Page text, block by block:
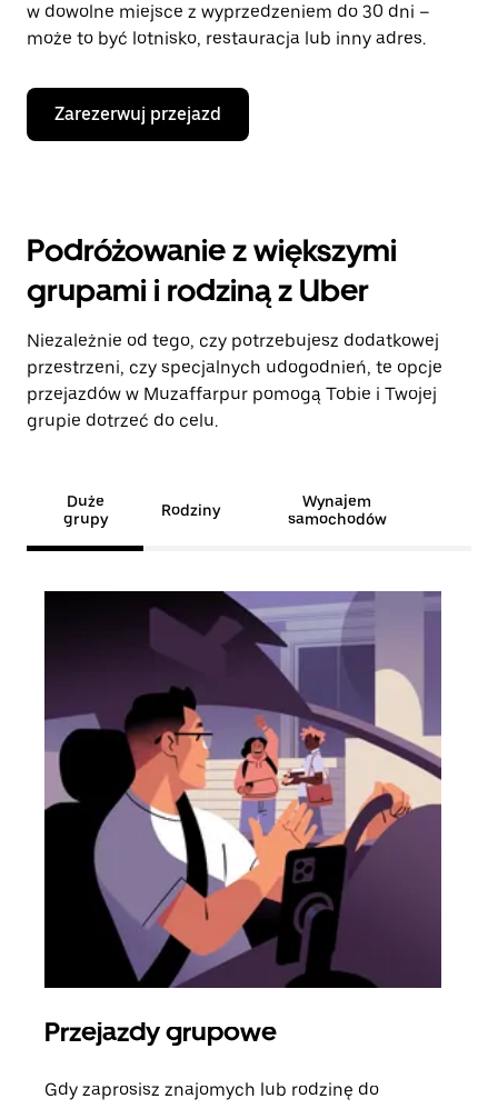
w dowolne miejsce z wyprzedzeniem do 30 dni –
może to być lotnisko, restauracja lub inny adres.
Zarezerwuj przejazd
Podróżowanie z większymi
grupami i rodziną z Uber
Niezależnie od tego, czy potrzebujesz dodatkowej
przestrzeni, czy specjalnych udogodnień, te opcje
przejazdów w Muzaffarpur pomogą Tobie i Twojej
grupie dotrzeć do celu.
Duże
grupy
Rodziny
Wynajem
samochodów
Przejazdy grupowe
Gdy zaprosisz znajomych lub rodzinę do